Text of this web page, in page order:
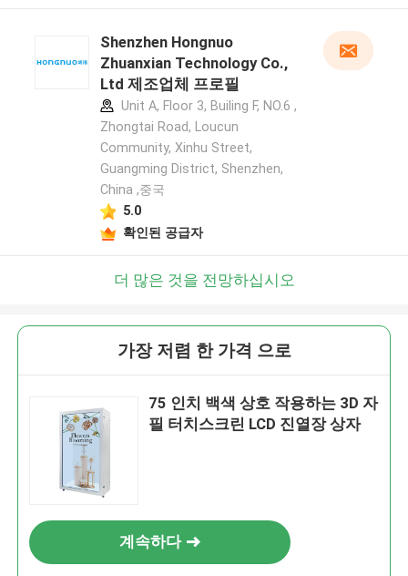
Shenzhen Hongnuo
Zhuanxian Technology Co.,
Ltd 제조업체 프로필
Unit A, Floor 3, Builing F, NO.6 ,
Zhongtai Road, Loucun
Community, Xinhu Street,
Guangming District, Shenzhen,
China ,중국
5.0
확인된 공급자
더 많은 것을 전망하십시오
가장 저렴 한 가격 으로
75 인치 백색 상호 작용하는 3D 자
필 터치스크린 LCD 진열장 상자
계속하다